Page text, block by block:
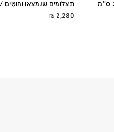
תצלומים שנמצאו וחוטים / 28x36x3 ס''מ
2,280
₪